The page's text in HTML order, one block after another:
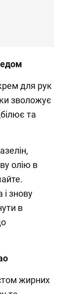
для рук
зволожує
та
олію в
знову
в
жирних